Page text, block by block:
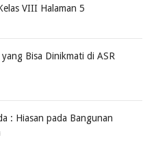
VIII Halaman 5
Bisa Dinikmati di ASR
: Hiasan pada Bangunan